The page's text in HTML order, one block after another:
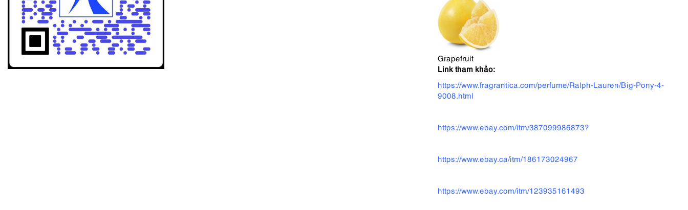
Grapefruit
Link tham khảo:
https://www.fragrantica.com/perfume/Ralph-Lauren/Big-Pony-4-
9008.html
https://www.ebay.com/itm/387099986873?
https://www.ebay.ca/itm/186173024967
https://www.ebay.com/itm/123935161493